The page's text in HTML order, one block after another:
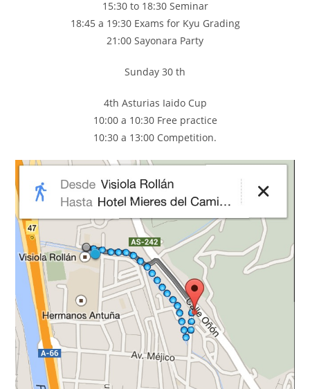
15:30 to 18:30 Seminar
18:45 a 19:30 Exams for Kyu Grading
21:00 Sayonara Party
Sunday 30 th
4th Asturias Iaido Cup
10:00 a 10:30 Free practice
10:30 a 13:00 Competition.